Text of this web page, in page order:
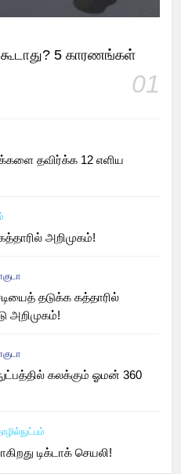
5 காரணங்கள்
01
தவிர்க்க 12 எளிய
அறிமுகம்!
தடுக்க கத்தாரில்
அறிமுகம்!
கலக்கும் ஓமன் 360
டிக்டாக் செயலி!